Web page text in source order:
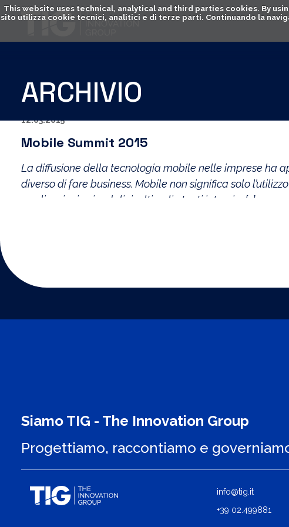
This website uses technical, analytical and third parties cookies. By
sito utilizza cookie tecnici, analitici e di terze parti. Continuando la
ARCHIVIO
12.03.2015
Mobile Summit 2015
La diffusione della tecnologia mobile nelle imprese ha
diverso di fare business. Mobile non significa solo
applicazioni aziendali rivolti agli utenti interni e […]
Siamo TIG - The Innovation Group
Progettiamo, raccontiamo e
info@tig.it
+39 02.499881